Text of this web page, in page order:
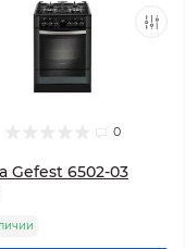
0
Gefest 6502-03